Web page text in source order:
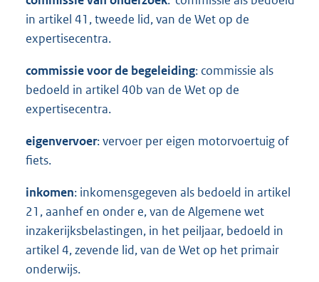
in artikel 41, tweede lid, van de Wet op de
expertisecentra.
commissie voor de begeleiding: commissie als
bedoeld in artikel 40b van de Wet op de
expertisecentra.
eigenvervoer: vervoer per eigen motorvoertuig of
fiets.
inkomen: inkomensgegeven als bedoeld in artikel
21, aanhef en onder e, van de Algemene wet
inzakerijksbelastingen, in het peiljaar, bedoeld in
artikel 4, zevende lid, van de Wet op het primair
onderwijs.